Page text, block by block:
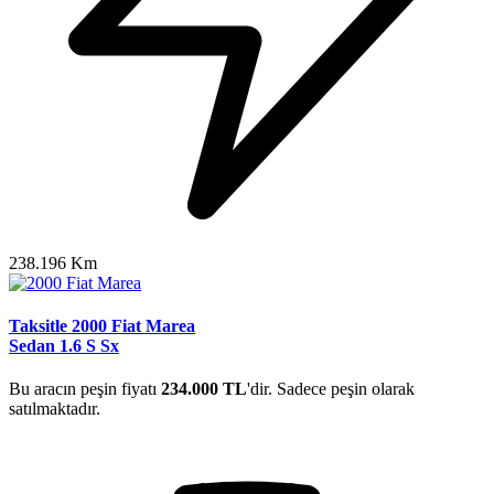
238.196 Km
Taksitle 2000 Fiat Marea
Sedan 1.6 S Sx
Bu aracın peşin fiyatı 234.000 TL'dir. Sadece peşin olarak
satılmaktadır.